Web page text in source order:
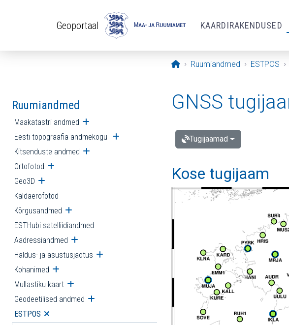
Geoportaal KAARDIRAKENDUSED
Avaleht
Ruumiandmed ESTPOS
Ruumiandmed
Maakatastri andmed Ava alammenüü
Eesti topograafia andmekogu Ava alammenüü
Kitsenduste andmed Ava alammenüü
Ortofotod Ava alammenüü
Geo3D Ava alammenüü
Kaldaerofotod
Kõrgusandmed Ava alammenüü
ESTHubi satelliidiandmed
Aadressiandmed Ava alammenüü
Haldus- ja asustusjaotus Ava alammenüü
Kohanimed Ava alammenüü
Mullastiku kaart Ava alammenüü
Geodeetilised andmed Ava alammenüü
ESTPOS Ava alammenüü
GNSS
Tugijaamad
Kose tugijaam